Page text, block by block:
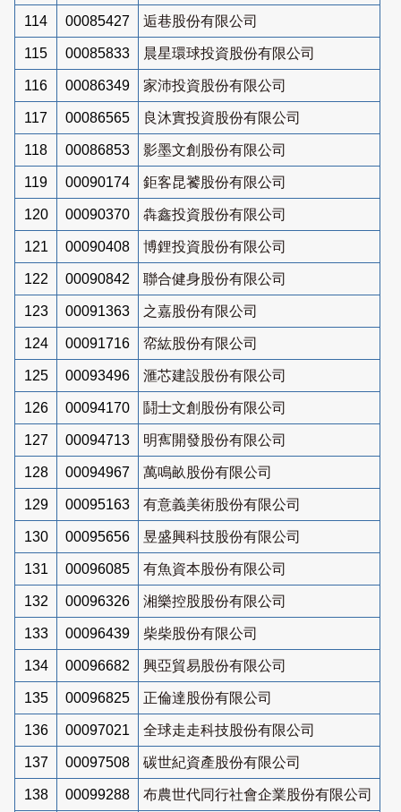
114 00085427 逅巷股份有限公司
115 00085833 晨星環球投資股份有限公司
116 00086349 家沛投資股份有限公司
117 00086565 良沐實投資股份有限公司
118 00086853 影墨文創股份有限公司
119 00090174 鉅客昆饕股份有限公司
120 00090370 犇鑫投資股份有限公司
121 00090408 博鋰投資股份有限公司
122 00090842 聯合健身股份有限公司
123 00091363 之嘉股份有限公司
124 00091716 帟紘股份有限公司
125 00093496 滙芯建設股份有限公司
126 00094170 鬪士文創股份有限公司
127 00094713 明寯開發股份有限公司
128 00094967 萬鳴畝股份有限公司
129 00095163 有意義美術股份有限公司
130 00095656 昱盛興科技股份有限公司
131 00096085 有魚資本股份有限公司
132 00096326 湘樂控股股份有限公司
133 00096439 柴柴股份有限公司
134 00096682 興亞貿易股份有限公司
135 00096825 正倫達股份有限公司
136 00097021 全球走走科技股份有限公司
137 00097508 碳世紀資產股份有限公司
138 00099288 布農世代同行社會企業股份有限公司